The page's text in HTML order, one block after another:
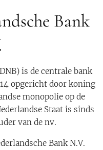
Bank
is de centrale bank
opgericht door koning
monopolie op de
Staat is sinds
van de nv.
Bank N.V.